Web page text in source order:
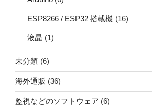
ESP8266 / ESP32 搭載機 (16)
液晶 (1)
未分類 (6)
海外通販 (36)
監視などのソフトウェア (6)